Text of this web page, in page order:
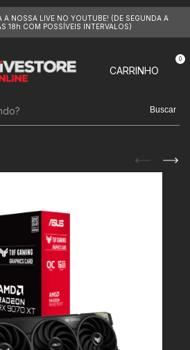
A NOSSA LIVE NO YOUTUBE! (DE SEGUNDA A
18h COM POSSÍVEIS INTERVALOS)
CARRINHO
0
Buscar